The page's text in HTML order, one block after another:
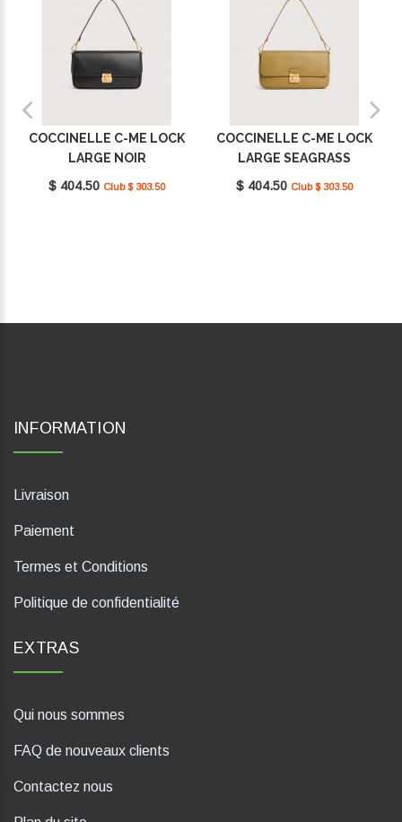
COCCINELLE C-ME LOCK
LARGE NOIR
E1U4K120101_001
$ 404.50 Club $ 303.50
COCCINELLE C-ME LOCK
LARGE SEAGRASS
E1U4K120101_G43
$ 404.50 Club $ 303.50
INFORMATION
Livraison
Paiement
Termes et Conditions
Politique de confidentialité
EXTRAS
Qui nous sommes
FAQ de nouveaux clients
Contactez nous